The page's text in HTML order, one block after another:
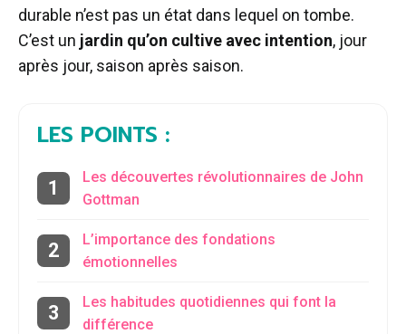
durable n’est pas un état dans lequel on tombe.
C’est un jardin qu’on cultive avec intention, jour
après jour, saison après saison.
LES POINTS :
Les découvertes révolutionnaires de John
Gottman
L’importance des fondations
émotionnelles
Les habitudes quotidiennes qui font la
différence